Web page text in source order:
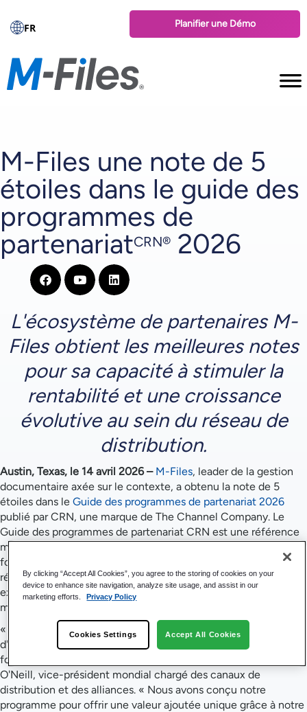
FR Planifier une Démo
M-Files une note de 5
étoiles dans le guide des
programmes de
partenariatCRN® 2026
L'écosystème de partenaires M-
Files obtient les meilleures notes
pour sa capacité à stimuler la
rentabilité et une croissance
évolutive au sein du réseau de
distribution.
Austin, Texas, le 14 avril 2026 – M-Files, leader de la gestion
documentaire axée sur le contexte, a obtenu la note de 5
étoiles dans le Guide des programmes de partenariat 2026
publié par CRN, une marque de The Channel Company. Le
Guide des programmes de partenariat CRN est une référence
majeure pour l'évaluation des programmes de partenariat des
fournisseurs de technologies. La distinction 5 étoiles
récompense les entreprises qui offrent les meilleures
expériences de partenariat et favorisent une forte croissance
mutuelle.
« Cette distinction souligne notre engagement en faveur
d'une stratégie axée sur les partenaires et met en avant la
force de notre écosystème de partenaires », a déclaré Mike
O'Neill, vice-président mondial chargé des canaux de
distribution et des alliances. « Nous avons conçu notre
programme pour offrir une valeur ajoutée unique grâce à notre
By clicking “Accept All Cookies”, you agree to the storing of cookies on your
device to enhance site navigation, analyze site usage, and assist in our
marketing efforts.
Privacy Policy
Cookies Settings Accept All Cookies